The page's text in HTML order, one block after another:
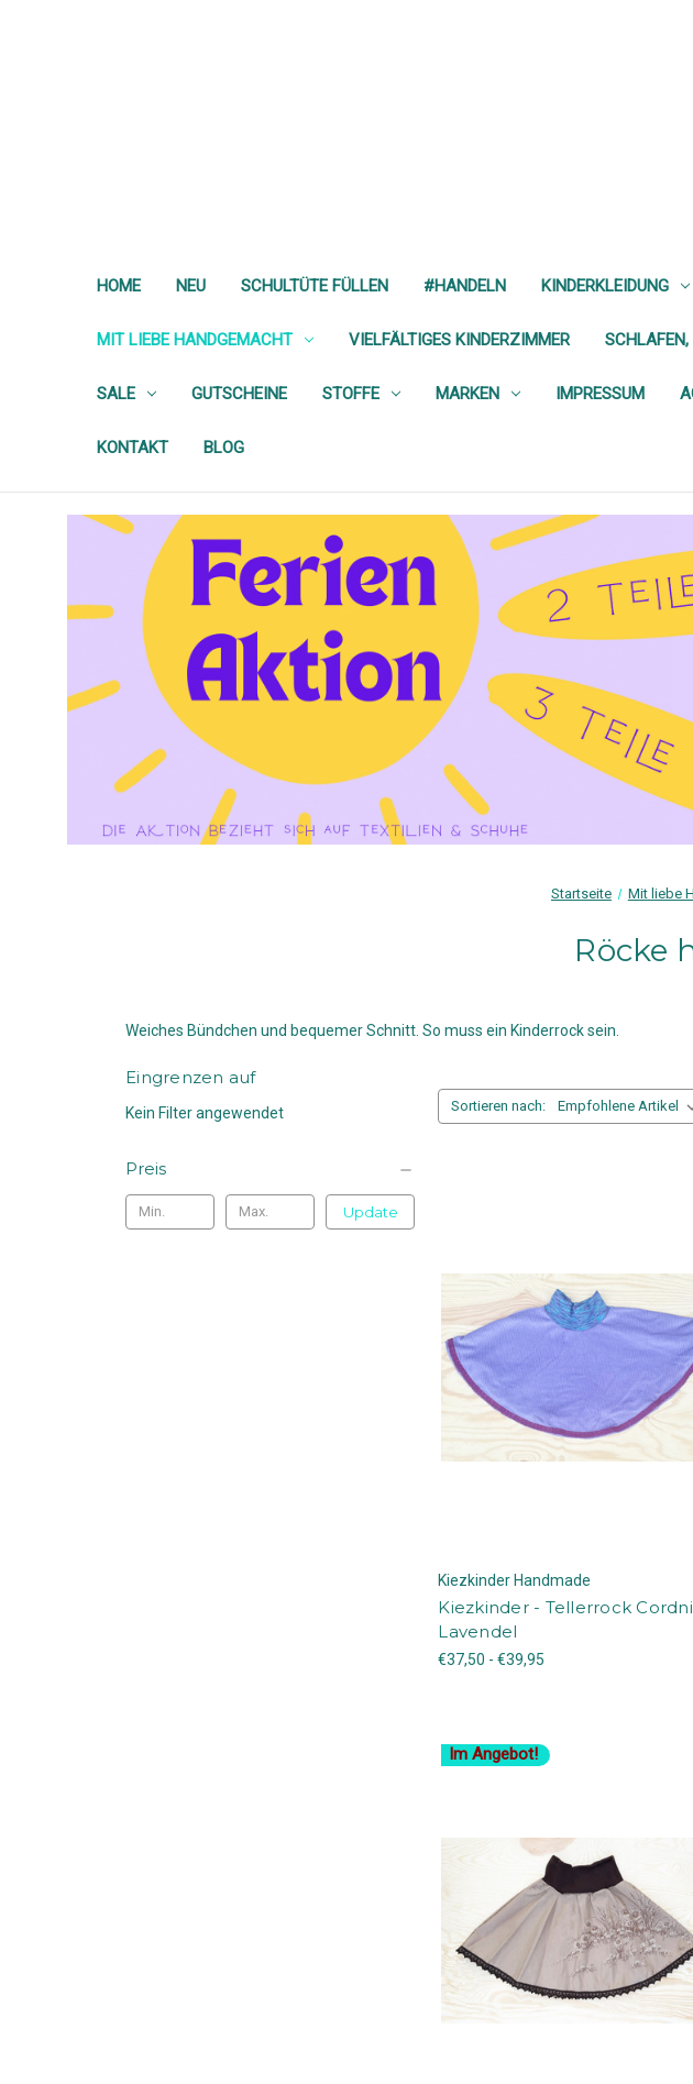
HOME NEU SCHULTÜTE FÜLLEN #HANDELN KINDERKLEIDUNG
MIT LIEBE HANDGEMACHT VIELFÄLTIGES KINDERZIMMER
SALE GUTSCHEINE STOFFE MARKEN IMPRESSUM
KONTAKT BLOG
Startseite Mit liebe
Röcke
Weiches Bündchen und bequemer Schnitt. So muss ein Kinderrock sein.
Eingrenzen auf
Kein Filter angewendet
Preis
Update
Sortieren nach:
Kiezkinder Handmade
Kiezkinder - Tellerrock
Lavendel
€37,50 - €39,95
Im Angebot!